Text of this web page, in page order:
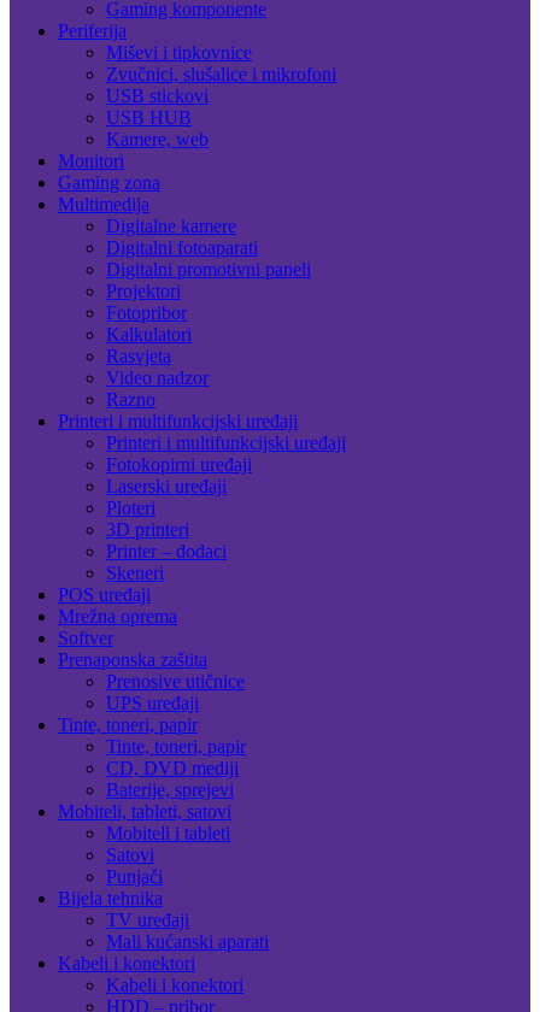
Gaming komponente
Periferija
Miševi i tipkovnice
Zvučnici, slušalice i mikrofoni
USB stickovi
USB HUB
Kamere, web
Monitori
Gaming zona
Multimedija
Digitalne kamere
Digitalni fotoaparati
Digitalni promotivni paneli
Projektori
Fotopribor
Kalkulatori
Rasvjeta
Video nadzor
Razno
Printeri i multifunkcijski uređaji
Printeri i multifunkcijski uređaji
Fotokopirni uređaji
Laserski uređaji
Ploteri
3D printeri
Printer – dodaci
Skeneri
POS uređaji
Mrežna oprema
Softver
Prenaponska zaštita
Prenosive utičnice
UPS uređaji
Tinte, toneri, papir
Tinte, toneri, papir
CD, DVD mediji
Baterije, sprejevi
Mobiteli, tableti, satovi
Mobiteli i tableti
Satovi
Punjači
Bijela tehnika
TV uređaji
Mali kućanski aparati
Kabeli i konektori
Kabeli i konektori
HDD – pribor